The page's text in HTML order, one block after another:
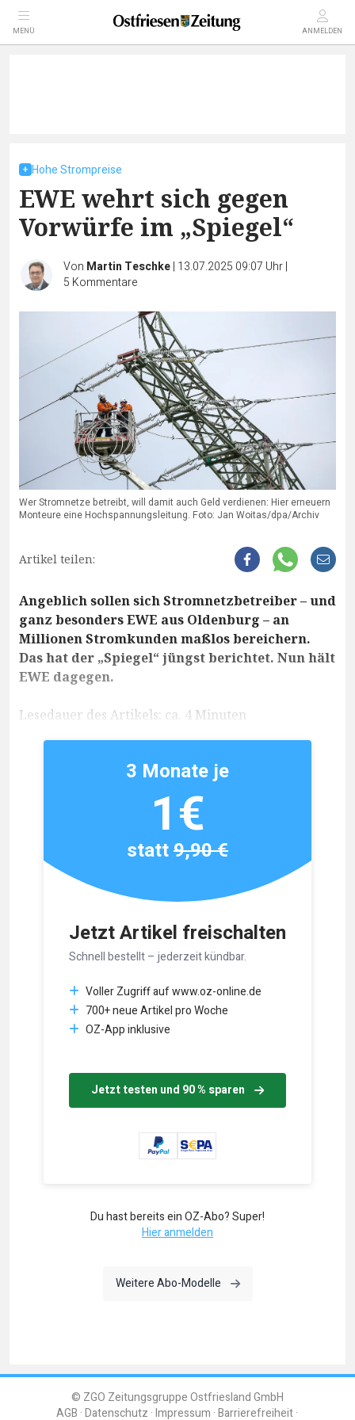
MENÜ ANMELDEN
Hohe Strompreise
EWE wehrt sich gegen
Vorwürfe im „Spiegel“
Von Martin Teschke| 13.07.2025 09:07 Uhr|
5 Kommentare
Wer Stromnetze betreibt, will damit auch Geld verdienen: Hier erneuern
Monteure eine Hochspannungsleitung. Foto: Jan Woitas/dpa/Archiv
Artikel teilen:
Angeblich sollen sich Stromnetzbetreiber – und
ganz besonders EWE aus Oldenburg – an
Millionen Stromkunden maßlos bereichern.
Das hat der „Spiegel“ jüngst berichtet. Nun hält
EWE dagegen.
Lesedauer des Artikels: ca. 4 Minuten
Jetzt Artikel freischalten
Schnell bestellt – jederzeit kündbar.
Voller Zugriff auf www.oz-online.de
700+ neue Artikel pro Woche
OZ-App inklusive
Jetzt testen und 90 % sparen
3 Monate je
1€
statt9,90 €
Du hast bereits ein OZ-Abo? Super!
Hier anmelden
Weitere Abo-Modelle
© ZGO Zeitungsgruppe Ostfriesland GmbH
AGB Datenschutz Impressum Barrierefreiheit